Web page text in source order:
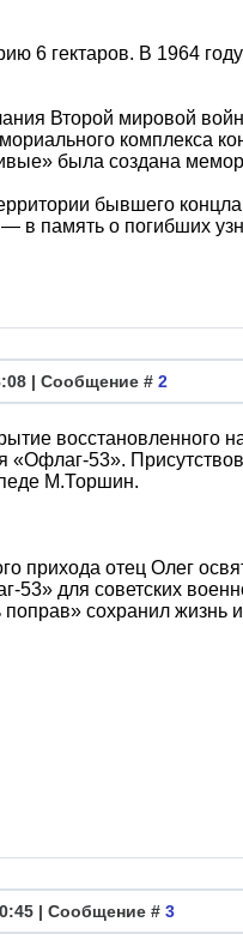
6 гектаров. В 1964
Второй мировой
комплекса
была создана
бывшего
в память о погибших
| Сообщение # 2
восстановленного
«Офлаг-53».
М.Торшин.
прихода отец Олег
53» для советских
сохранил
| Сообщение # 3